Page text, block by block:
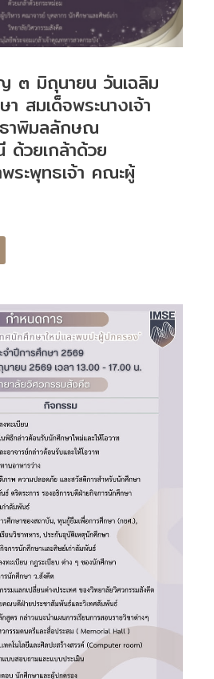
๓ มิถุนายน วันเฉลิม
สมเด็จพระนางเจ้า
าพิมลลักษณ
ด้วยเกล้าด้วย
ระพุทธเจ้า คณะผู้